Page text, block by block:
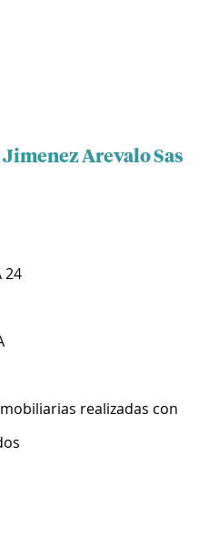
Arevalo Sas
24
realizadas con